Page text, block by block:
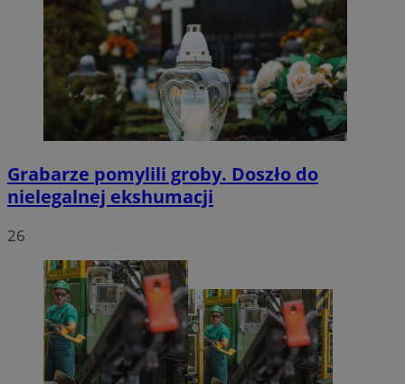
Grabarze pomylili groby. Doszło do
nielegalnej ekshumacji
26